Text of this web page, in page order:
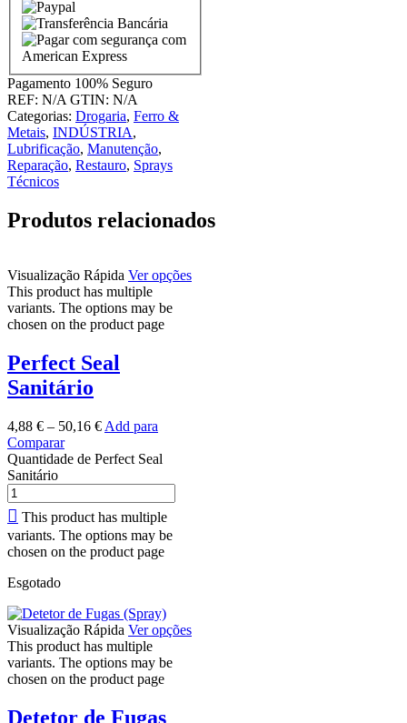
Pagamento 100% Seguro
REF: N/A GTIN: N/A
Categorias: Drogaria, Ferro &
Metais, INDÚSTRIA,
Lubrificação, Manutenção,
Reparação, Restauro, Sprays
Técnicos
Produtos relacionados
Visualização Rápida Ver opções
This product has multiple
variants. The options may be
chosen on the product page
Perfect Seal
Sanitário
4,88 € – 50,16 € Add para
Comparar
Quantidade de Perfect Seal
Sanitário
This product has multiple
variants. The options may be
chosen on the product page
Esgotado
Visualização Rápida Ver opções
This product has multiple
variants. The options may be
chosen on the product page
Detetor de Fugas